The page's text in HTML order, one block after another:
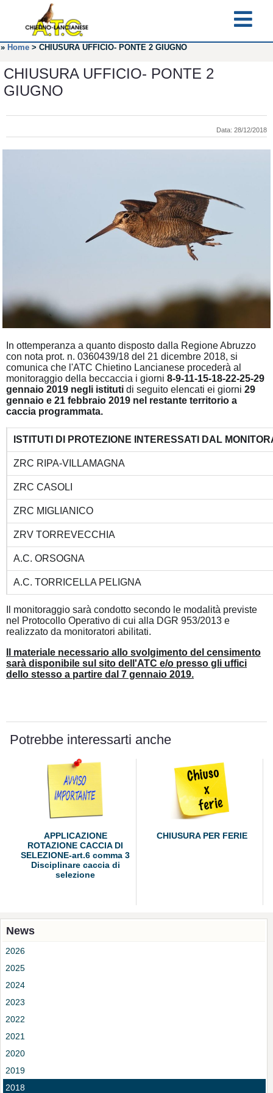
» Home > CHIUSURA UFFICIO- PONTE 2 GIUGNO
CHIUSURA UFFICIO- PONTE 2
GIUGNO
Data: 28/12/2018
In ottemperanza a quanto disposto dalla Regione Abruzzo
con nota prot. n. 0360439/18 del 21 dicembre 2018, si
comunica che l'ATC Chietino Lancianese procederà al
monitoraggio della beccaccia i giorni 8-9-11-15-18-22-25-29
gennaio 2019 negli istituti di seguito elencati ei giorni 29
gennaio e 21 febbraio 2019 nel restante territorio a
caccia programmata.
ISTITUTI DI PROTEZIONE INTERESSATI DAL
ZRC RIPA-VILLAMAGNA
ZRC CASOLI
ZRC MIGLIANICO
ZRV TORREVECCHIA
A.C. ORSOGNA
A.C. TORRICELLA PELIGNA
Il monitoraggio sarà condotto secondo le modalità previste
nel Protocollo Operativo di cui alla DGR 953/2013 e
realizzato da monitoratori abilitati.
Il materiale necessario allo svolgimento del censimento
sarà disponibile sul sito dell'ATC e/o presso gli uffici
dello stesso a partire dal 7 gennaio 2019.
Potrebbe interessarti anche
APPLICAZIONE
ROTAZIONE CACCIA DI
SELEZIONE-art.6 comma 3
Disciplinare caccia di
selezione
CHIUSURA PER FERIE
News
2026
2025
2024
2023
2022
2021
2020
2019
2018